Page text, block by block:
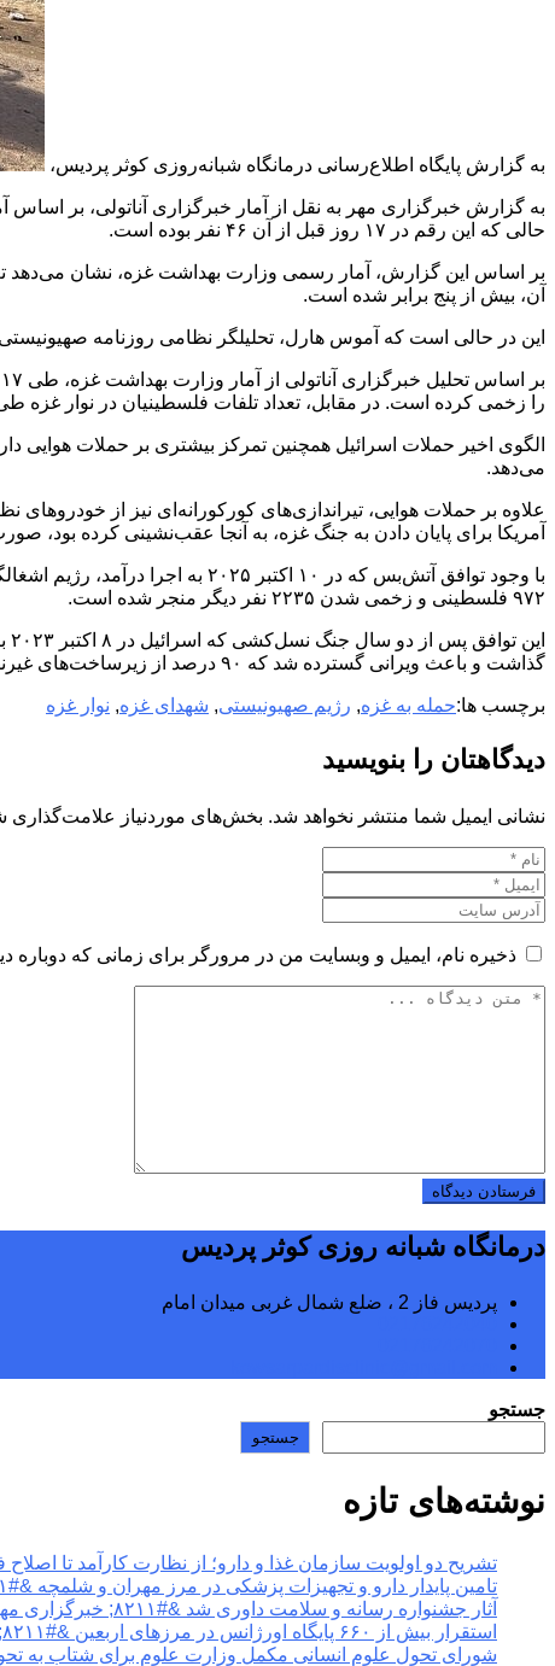
به گزارش پایگاه اطلاع‌رسانی درمانگاه شبانه‌روزی کوثر پردیس،
حالی که این رقم در ۱۷ روز قبل از آن ۴۶ نفر بوده است.
آن، بیش از پنج برابر شده است.
این در حالی است که آموس هارل، تحلیلگر نظامی روزنامه صهیونیستی
را زخمی کرده است. در مقابل، تعداد تلفات فلسطینیان در نوار غزه طی ۱۷ روز قبل از توقف خصومت‌ها با ایران، بین ۲۲ مارس و ۷ آوریل، به ۴۶ شهید و ۱۷۶ زخمی
الگوی اخیر حملات اسرائیل همچنین تمرکز بیشتری بر حملات هوایی
می‌دهد.
علاوه بر حملات هوایی، تیراندازی‌های کورکورانه‌ای نیز از
آمریکا برای پایان دادن به جنگ غزه، به آنجا عقب‌نشینی کرده بود،
با وجود توافق آتش‌بس که در ۱۰
۹۷۲ فلسطینی و زخمی شدن ۲۲۳۵ نفر دیگر منجر شده است.
گذاشت و باعث ویرانی گسترده‌ شد که ۹۰ درصد از زیرساخت‌های غیرنظامی در باریکه غزه را تحت تأثیر قرار داد.
برچسب ها:حمله به غزه, رژیم صهیونیستی, شهدای غزه, نوار غزه
دیدگاهتان را بنویسید
نشانی ایمیل شما منتشر نخواهد شد. بخش‌های موردنیاز علامت‌گذاری
ذخیره نام، ایمیل و وبسایت من در مرورگر برای زمانی که دوباره
درمانگاه شبانه روزی کوثر پردیس
پردیس فاز 2 ، ضلع شمال غربی میدان امام
جستجو
جستجو
نوشته‌های تازه
تشریح دو اولویت سازمان غذا و دارو؛ از نظارت کارآمد تا اصلاح فرآیندها &#۸۲۱۱; خبرگزاری مهر |
تامین پایدار دارو و تجهیزات پزشکی در مرز مهران و شلمچه &#۸۲۱۱; خبرگزاری مهر | اخبار ایران و جهان
آثار جشنواره رسانه و سلامت داوری شد &#۸۲۱۱; خبرگزاری مهر | اخبار ایران و جهان
استقرار بیش از ۶۶۰ پایگاه اورژانس در مرزهای اربعین &#۸۲۱۱; خبرگزاری مهر | اخبار ایران و جهان
شورای تحول علوم انسانی مکمل وزارت علوم برای شتاب به تحول در آموزش عالی &#۸۲۱۱;